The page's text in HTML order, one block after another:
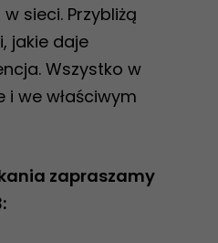
sieci. Przybliżą
jakie daje
Wszystko w
i we właściwym
zapraszamy